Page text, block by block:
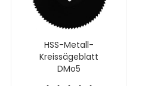
HSS-Metall-
Kreissägeblatt
DMo5